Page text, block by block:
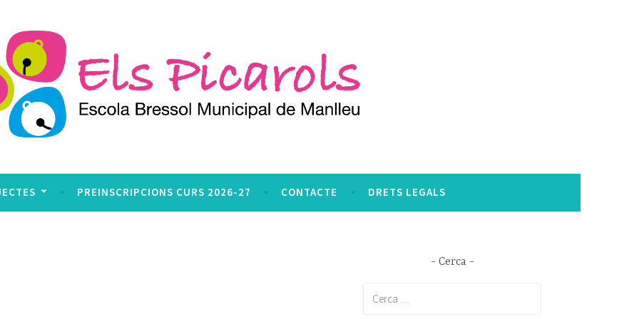
PREINSCRIPCIONS CURS 2026-27 CONTACTE DRETS LEGALS
Cerca